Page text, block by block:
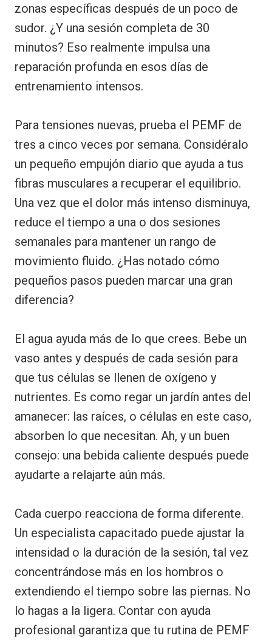
zonas específicas después de un poco de
sudor. ¿Y una sesión completa de 30
minutos? Eso realmente impulsa una
reparación profunda en esos días de
entrenamiento intensos.
Para tensiones nuevas, prueba el PEMF de
tres a cinco veces por semana. Considéralo
un pequeño empujón diario que ayuda a tus
fibras musculares a recuperar el equilibrio.
Una vez que el dolor más intenso disminuya,
reduce el tiempo a una o dos sesiones
semanales para mantener un rango de
movimiento fluido. ¿Has notado cómo
pequeños pasos pueden marcar una gran
diferencia?
El agua ayuda más de lo que crees. Bebe un
vaso antes y después de cada sesión para
que tus células se llenen de oxígeno y
nutrientes. Es como regar un jardín antes del
amanecer: las raíces, o células en este caso,
absorben lo que necesitan. Ah, y un buen
consejo: una bebida caliente después puede
ayudarte a relajarte aún más.
Cada cuerpo reacciona de forma diferente.
Un especialista capacitado puede ajustar la
intensidad o la duración de la sesión, tal vez
concentrándose más en los hombros o
extendiendo el tiempo sobre las piernas. No
lo hagas a la ligera. Contar con ayuda
profesional garantiza que tu rutina de PEMF